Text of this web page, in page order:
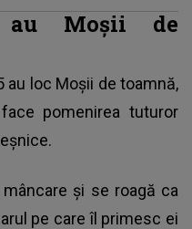
au Moșii de
au loc Moșii de toamnă,
pomenirea tuturor
și se roagă ca
pe care îl primesc ei